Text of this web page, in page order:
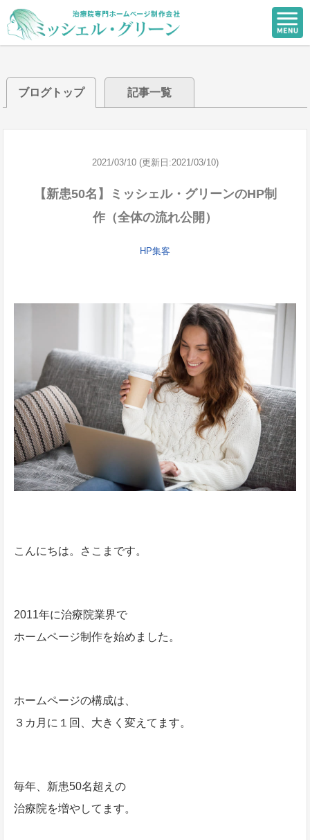
ブログトップ 記事一覧
2021/03/10 (更新日:2021/03/10)
【新患50名】ミッシェル・グリーンのHP制
作（全体の流れ公開）
HP集客
こんにちは。さこまです。
2011年に治療院業界で
ホームページ制作を始めました。
ホームページの構成は、
３カ月に１回、大きく変えてます。
毎年、新患50名超えの
治療院を増やしてます。